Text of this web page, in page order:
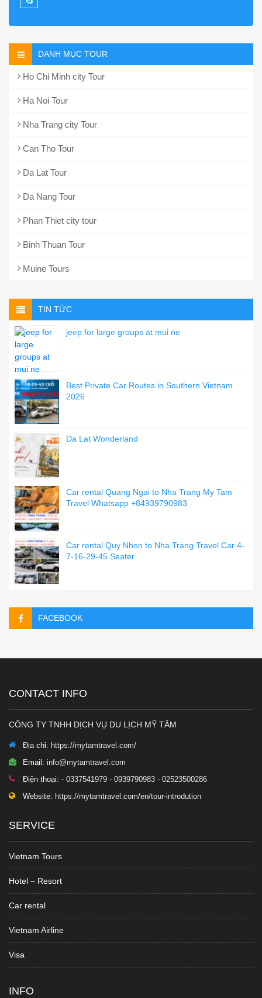
DANH MỤC TOUR
Ho Chi Minh city Tour
Ha Noi Tour
Nha Trang city Tour
Can Tho Tour
Da Lat Tour
Da Nang Tour
Phan Thiet city tour
Binh Thuan Tour
Muine Tours
TIN TỨC
jeep for large groups at mui ne
Best Private Car Routes in Southern Vietnam
2026
Da Lat Wonderland
Car rental Quang Ngai to Nha Trang My Tam
Travel Whatsapp +84939790983
Car rental Quy Nhon to Nha Trang Travel Car 4-
7-16-29-45 Seater
FACEBOOK
CONTACT INFO
CÔNG TY TNHH DỊCH VỤ DU LỊCH MỸ TÂM
Địa chỉ: https://mytamtravel.com/
Email: info@mytamtravel.com
Điện thoại: - 0337541979 - 0939790983 - 02523500286
Website: https://mytamtravel.com/en/tour-introdution
SERVICE
Vietnam Tours
Hotel – Resort
Car rental
Vietnam Airline
Visa
INFO